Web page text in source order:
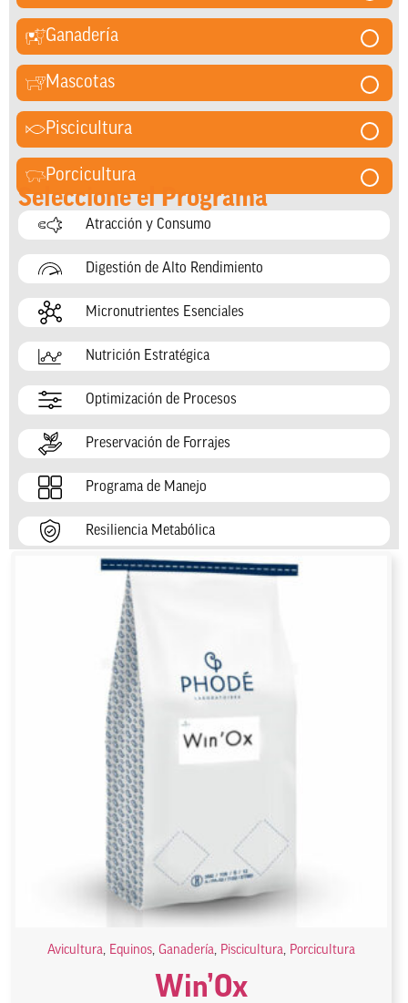
Ganadería
Mascotas
Piscicultura
Porcicultura
Seleccione el Programa
Atracción y Consumo
Digestión de Alto Rendimiento
Micronutrientes Esenciales
Nutrición Estratégica
Optimización de Procesos
Preservación de Forrajes
Programa de Manejo
Resiliencia Metabólica
Avicultura, Equinos, Ganadería, Piscicultura, Porcicultura
Win’Ox